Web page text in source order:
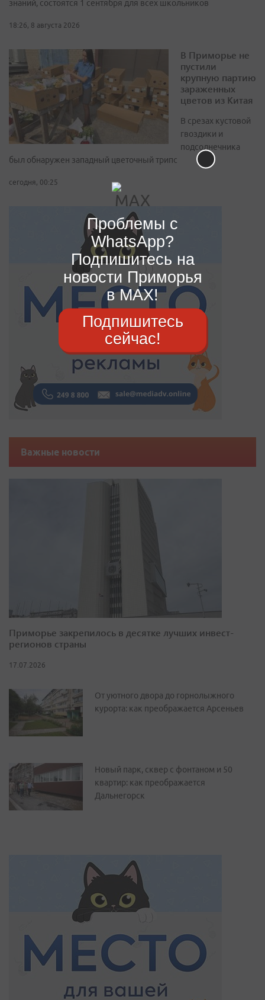
знаний, состоятся 1 сентября для всех школьников
18:26, 8 августа 2026
В Приморье не
пустили
крупную партию
зараженных
цветов из Китая
В срезах кустовой
гвоздики и
подсолнечника
был обнаружен западный цветочный трипс
сегодня, 00:25
Важные новости
Приморье закрепилось в десятке лучших инвест-
регионов страны
17.07.2026
От уютного двора до горнолыжного
курорта: как преображается Арсеньев
Новый парк, сквер с фонтаном и 50
квартир: как преображается
Дальнегорск
Проблемы с
WhatsApp?
Подпишитесь на
новости Приморья
в MAX!
Подпишитесь
сейчас!